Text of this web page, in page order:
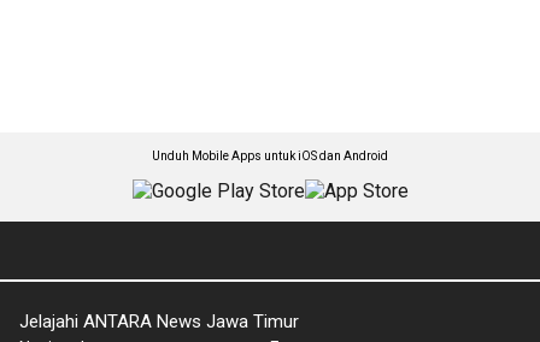
Unduh Mobile Apps untuk iOS dan Android
Jelajahi ANTARA News Jawa Timur